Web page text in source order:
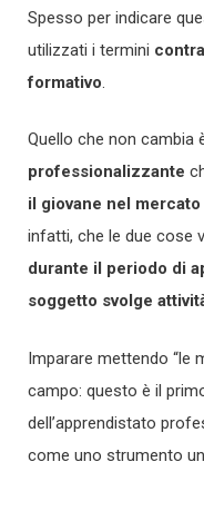
Spesso per indicare
utilizzati i termini
formativo
Quello che non cambia
professionalizzante
il giovane nel
infatti, che le due cose
durante il periodo di
soggetto svolge
Imparare mettendo “le
campo: questo è il
dell’apprendistato
come uno strumento